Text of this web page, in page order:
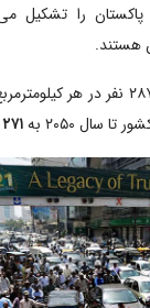
هستند.
تراکم جمعیتی پاکستان ۲۸۷ نفر
سال ۲۰۵۰ به
۲۷۱ میلیون